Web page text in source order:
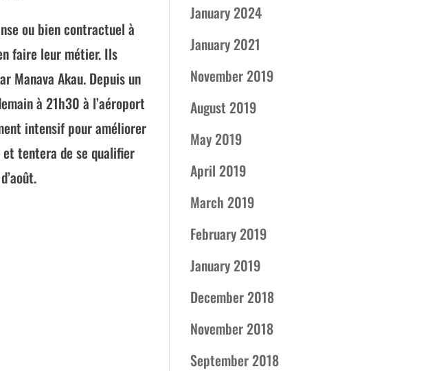
ou bien contractuel à
faire leur métier. Ils
Manava Akau. Depuis un
à 21h30 à l’aéroport
intensif pour améliorer
et tentera de se qualifier
January 2024
January 2021
November 2019
August 2019
May 2019
April 2019
March 2019
February 2019
January 2019
December 2018
November 2018
September 2018